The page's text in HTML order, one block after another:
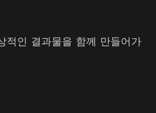
적인 결과물을 함께 만들어가